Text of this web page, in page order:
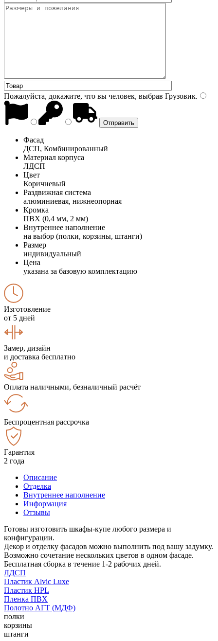
Пожалуйста, докажите, что вы человек, выбрав Грузовик.
Фасад
ДСП, Комбинированный
Материал корпуса
ЛДСП
Цвет
Коричневый
Раздвижная система
алюминиевая, нижнеопорная
Кромка
ПВХ (0,4 мм, 2 мм)
Внутреннее наполнение
на выбор (полки, корзины, штанги)
Размер
индивидуальный
Цена
указана за базовую комплектацию
Изготовление
от 5 дней
Замер, дизайн
и доставка бесплатно
Оплата наличными, безналичный расчёт
Беспроцентная рассрочка
Гарантия
2 года
Описание
Отделка
Внутреннее наполнение
Информация
Отзывы
Готовы изготовить шкафы-купе любого размера и
конфигурации.
Декор и отделку фасадов можно выполнить под вашу задумку.
Возможно сочетание нескольких цветов в одном фасаде.
Бесплатная сборка в течение 1-2 рабочих дней.
ЛДСП
Пластик Alvic Luxe
Пластик HPL
Пленка ПВХ
Полотно АГТ (МДФ)
полки
корзины
штанги